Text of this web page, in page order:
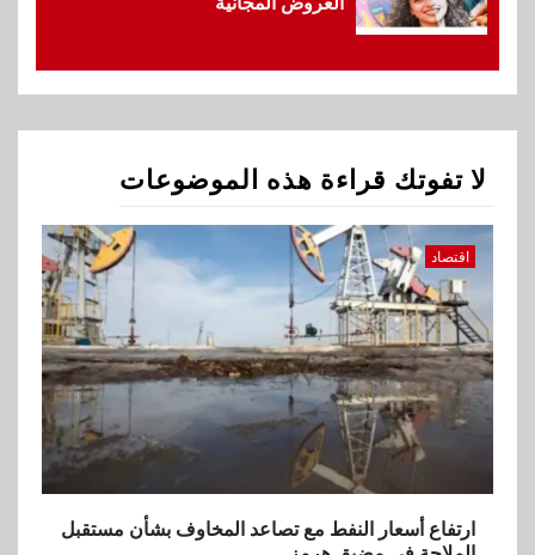
1
في مضيق هرمز
2 بنوك
البنك الزراعي يكرم موظفيه
المتميزين بعد تحقيق نتائج قياسية
بالقروض الشخصية خلال الربع
الأول 2026
3
بنوك
يورو صافي ربح في النصف الأول
2026
4
اخبار
لا تفوتك قراءة هذه الموضوعات
اقتصاد
ارتفاع أسعار النفط مع تصاعد المخاوف بشأن مستقبل